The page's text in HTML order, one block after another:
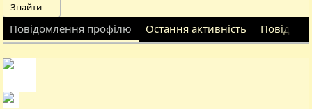
Знайти
Повідомлення профілю Остання активність